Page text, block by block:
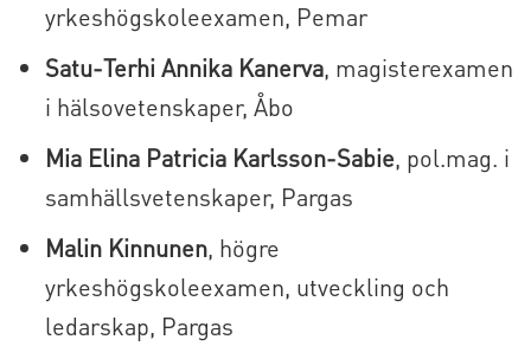
yrkeshögskoleexamen, Pemar
Satu-Terhi Annika Kanerva, magisterexamen
i hälsovetenskaper, Åbo
Mia Elina Patricia Karlsson-Sabie, pol.mag. i
samhällsvetenskaper, Pargas
Malin Kinnunen, högre
yrkeshögskoleexamen, utveckling och
ledarskap, Pargas